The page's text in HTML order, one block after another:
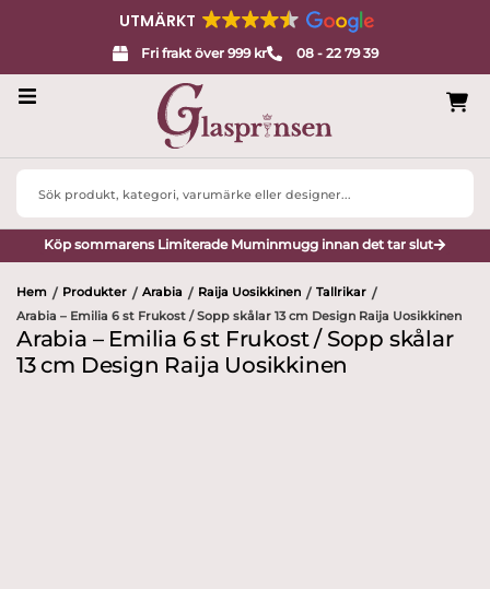
UTMÄRKT
Fri frakt över 999 kr 08 - 22 79 39
Design
Porslin
Interiör
Varumärken
Search
Köp sommarens Limiterade Muminmugg innan det tar slut
Hem / Produkter / Arabia / Raija Uosikkinen / Tallrikar /
Arabia – Emilia 6 st Frukost / Sopp skålar 13 cm Design Raija Uosikkinen
Arabia – Emilia 6 st Frukost / Sopp skålar
13 cm Design Raija Uosikkinen